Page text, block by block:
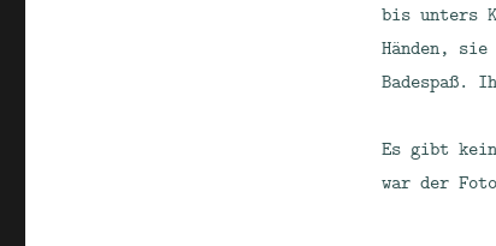
bis unters
Händen,
Badespaß.
Es gibt
war der